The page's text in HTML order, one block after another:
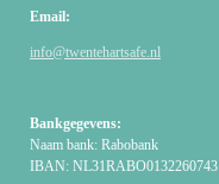
Email:
info@twentehartsafe.nl
Bankgegevens:
Naam bank: Rabobank
IBAN: NL31RABO0132260743